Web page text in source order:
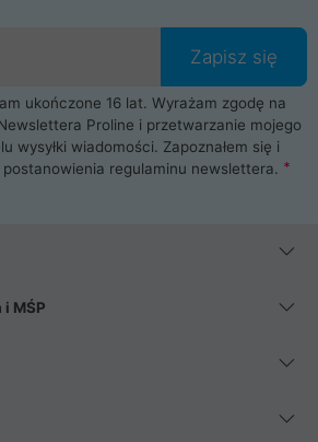
Zapisz się
ukończone 16 lat. Wyrażam zgodę na
Proline i przetwarzanie mojego
wysyłki wiadomości. Zapoznałem się i
regulaminu newslettera.
MŚP